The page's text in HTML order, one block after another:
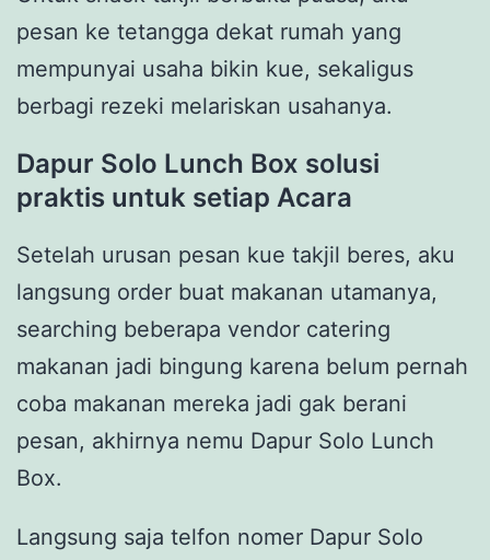
pesan ke tetangga dekat rumah yang
mempunyai usaha bikin kue, sekaligus
berbagi rezeki melariskan usahanya.
Dapur Solo Lunch Box solusi
praktis untuk setiap Acara
Setelah urusan pesan kue takjil beres, aku
langsung order buat makanan utamanya,
searching beberapa vendor catering
makanan jadi bingung karena belum pernah
coba makanan mereka jadi gak berani
pesan, akhirnya nemu Dapur Solo Lunch
Box.
Langsung saja telfon nomer Dapur Solo